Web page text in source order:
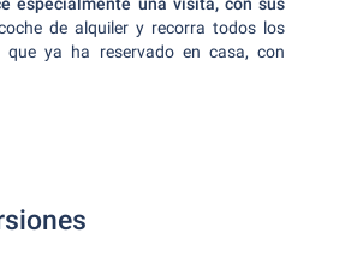
de alquiler y recorra todos los
ya ha reservado en casa, con